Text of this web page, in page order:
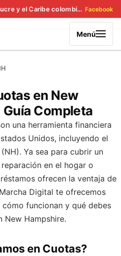
Marcha Digital · Noticias de Sucre y el Caribe colombiano Facebook
Menú
en New
Completa
una herramienta financiera
Unidos, incluyendo el
Ya sea para cubrir un
en el hogar o
ofrecen la ventaja de
Digital te ofrecemos
funcionan y qué debes
New Hampshire.
en Cuotas?